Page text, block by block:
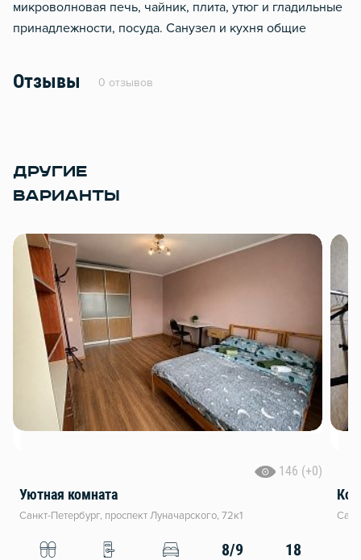
микроволновая печь, чайник, плита, утюг и гладильные
принадлежности, посуда. Санузел и кухня общие
Отзывы 0 отзывов
ДРУГИЕ
ВАРИАНТЫ
146 (+0)
Уютная комната
Санкт-Петербург, проспект Луначарского, 72к1
8/9 18